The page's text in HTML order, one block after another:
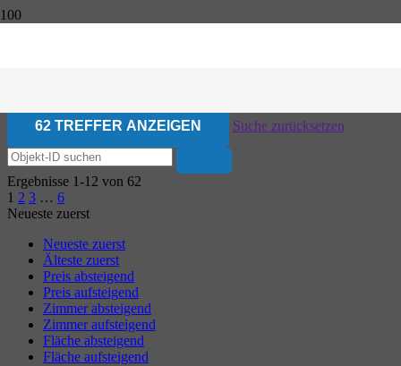
62 TREFFER ANZEIGEN Suche zurücksetzen
Ergebnisse 1-12 von 62
1 2 3 … 6
Neueste zuerst
Neueste zuerst
Älteste zuerst
Preis absteigend
Preis aufsteigend
Zimmer absteigend
Zimmer aufsteigend
Fläche absteigend
Fläche aufsteigend